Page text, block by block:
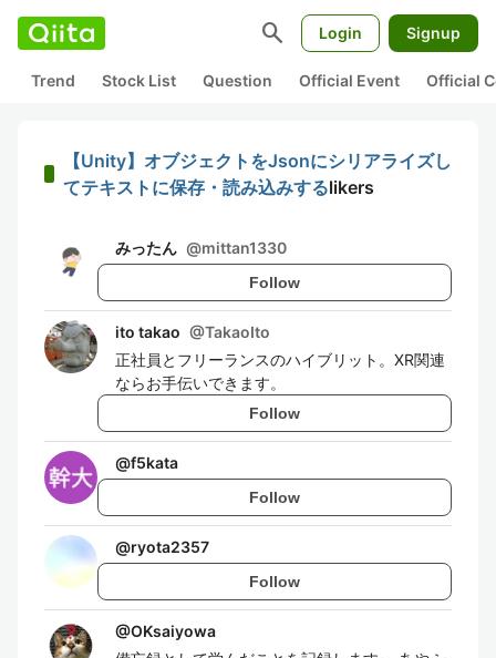
search Login Signup
Trend Stock List Question Official Event Official
【Unity】オブジェクトをJsonにシリアライズし
てテキストに保存・読み込みするlikers
みったん @mittan1330
Follow
ito takao @TakaoIto
正社員とフリーランスのハイブリット。XR関連
ならお手伝いできます。
Follow
@f5kata
Follow
@ryota2357
Follow
@OKsaiyowa